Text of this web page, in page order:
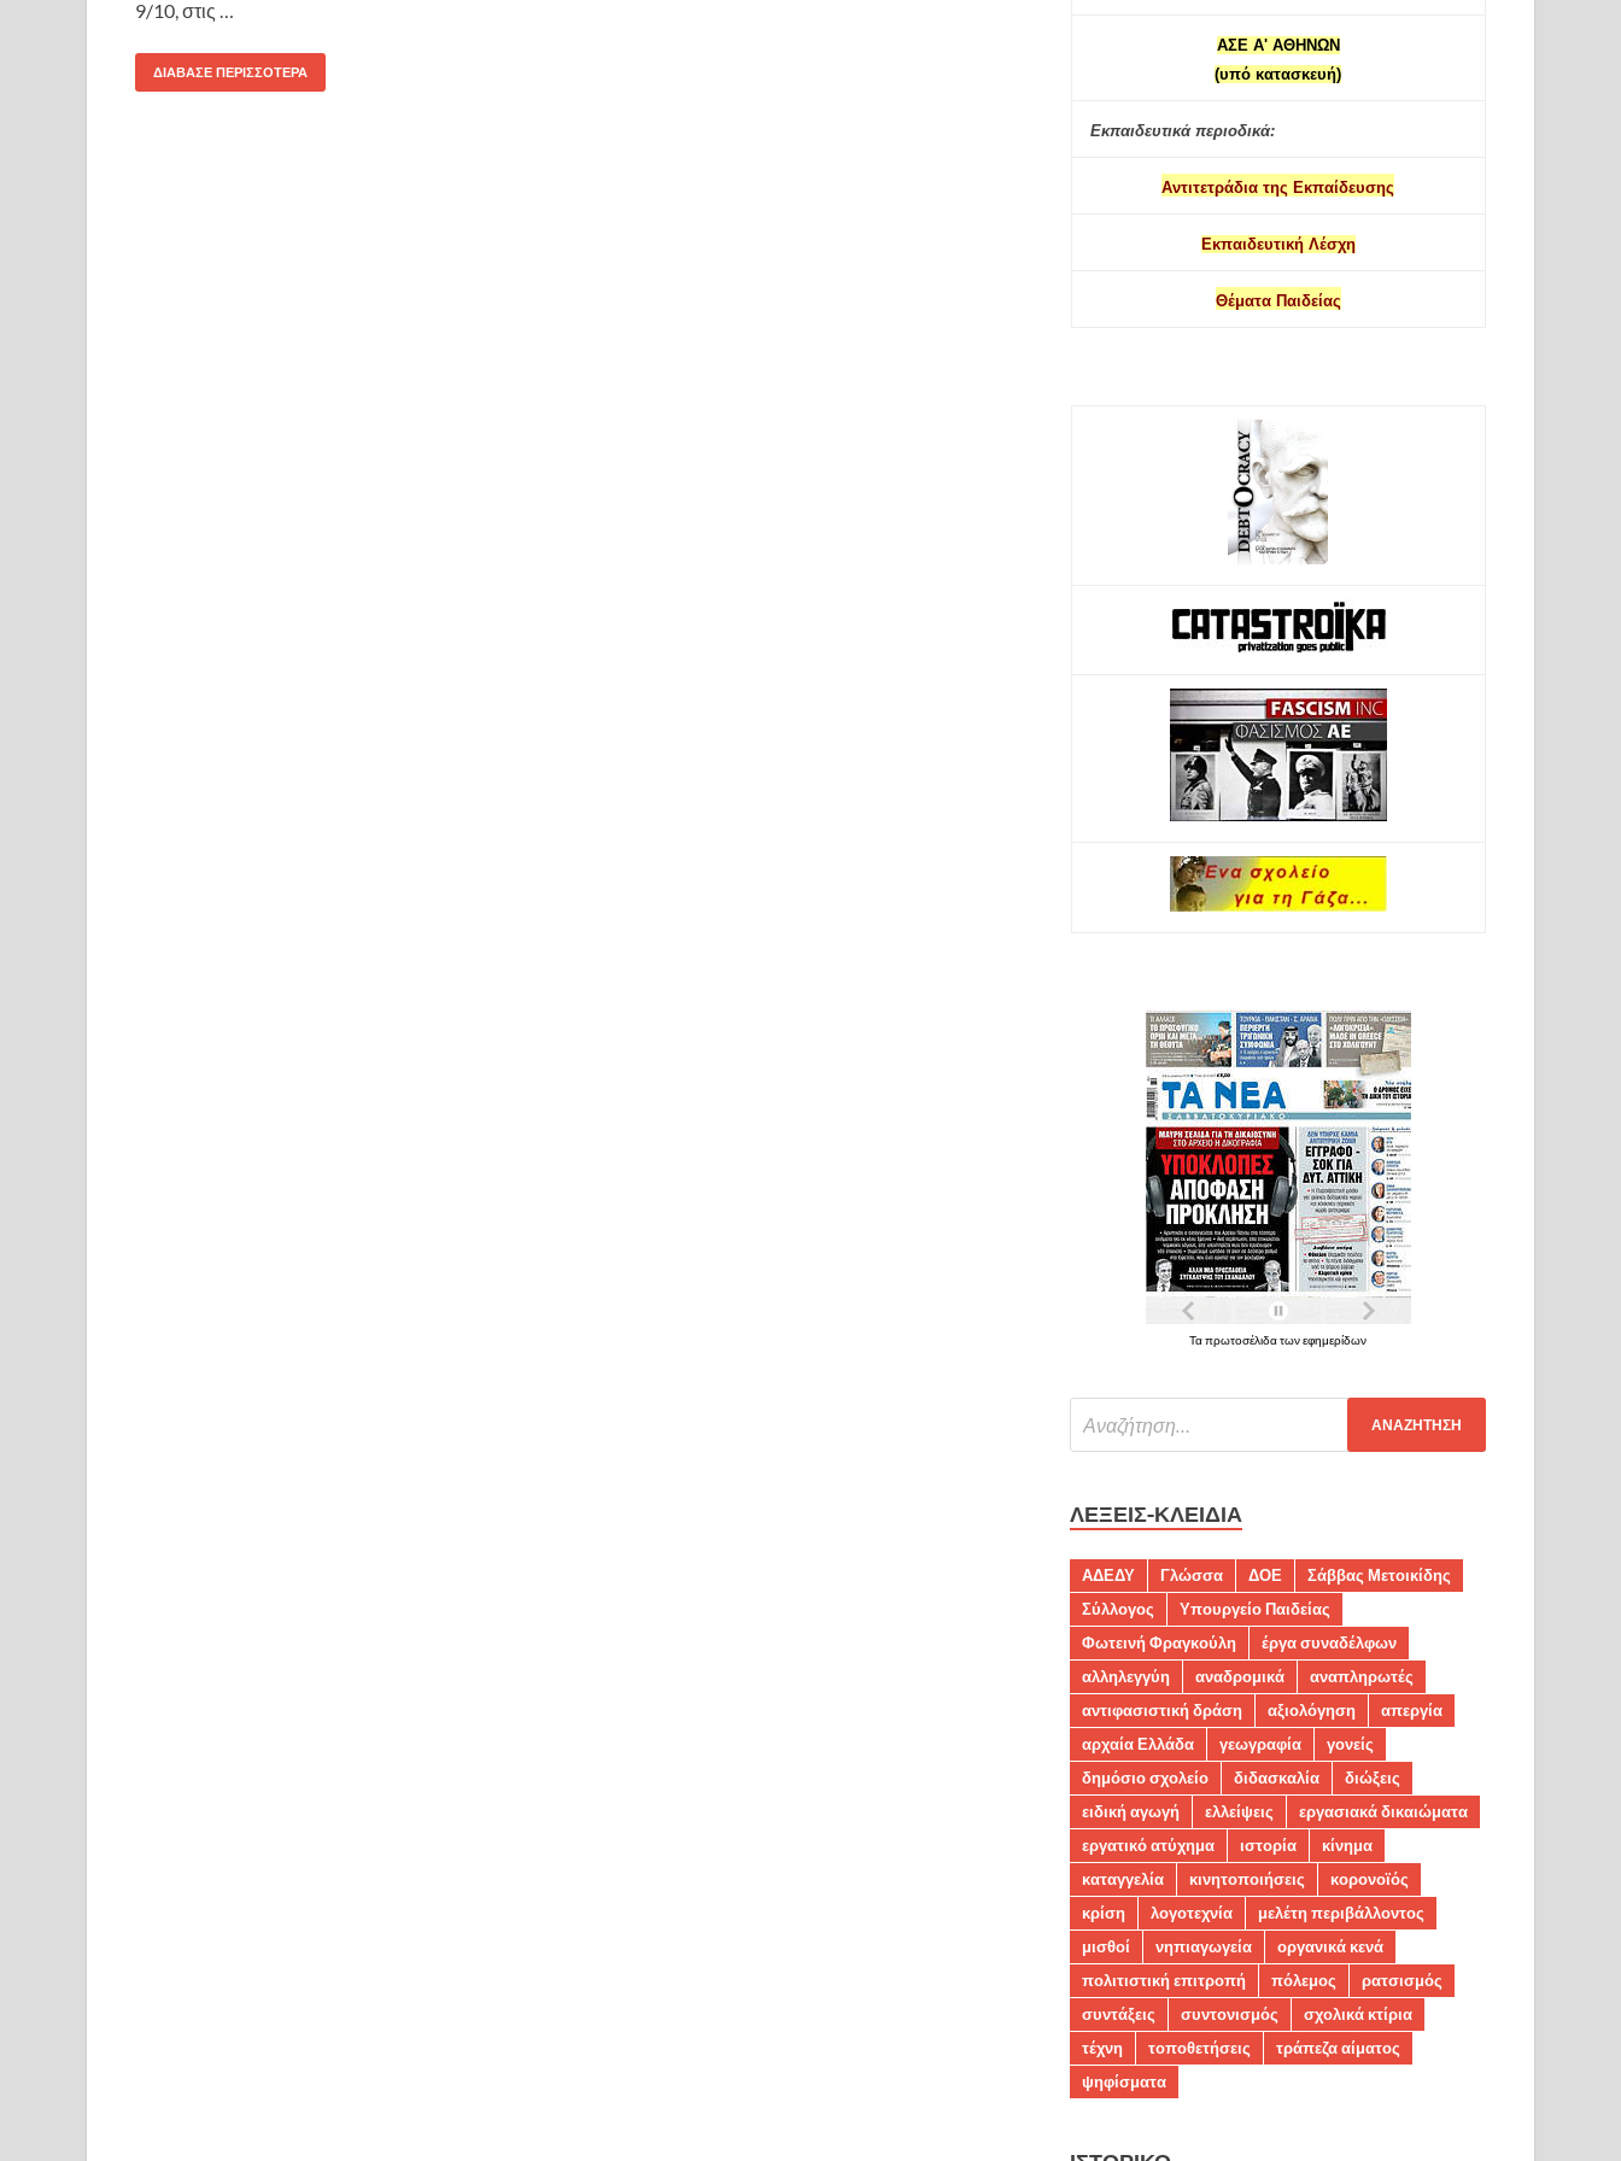
9/10, στις …
ΔΙΆΒΑΣΕ ΠΕΡΙΣΣΌΤΕΡΑ
ΑΣΕ Α' ΑΘΗΝΩΝ
(υπό κατασκευή)
Εκπαιδευτικά περιοδικά:
Αντιτετράδια της Εκπαίδευσης
Εκπαιδευτική Λέσχη
Θέματα Παιδείας
Τα πρωτοσέλιδα των εφημερίδων
ΛΈΞΕΙΣ-ΚΛΕΙΔΙΆ
ΑΔΕΔΥ Γλώσσα ΔΟΕ
Σάββας Μετοικίδης
Σύλλογος
Υπουργείο Παιδείας
Φωτεινή Φραγκούλη
έργα συναδέλφων
αλληλεγγύη
αναδρομικά
αναπληρωτές
αντιφασιστική δράση
αξιολόγηση
απεργία
αρχαία Ελλάδα
γεωγραφία
γονείς
δημόσιο σχολείο
διδασκαλία
διώξεις
ειδική αγωγή
ελλείψεις
εργασιακά δικαιώματα
εργατικό ατύχημα
ιστορία
κίνημα
καταγγελία
κινητοποιήσεις
κορονοϊός
κρίση
λογοτεχνία
μελέτη περιβάλλοντος
μισθοί
νηπιαγωγεία
οργανικά κενά
πολιτιστική επιτροπή
πόλεμος
ρατσισμός
συντάξεις
συντονισμός
σχολικά κτίρια
τέχνη
τοποθετήσεις
τράπεζα αίματος
ψηφίσματα